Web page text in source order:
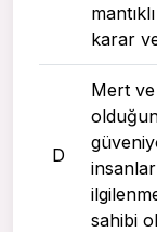
karar
D
Mert
sahibi